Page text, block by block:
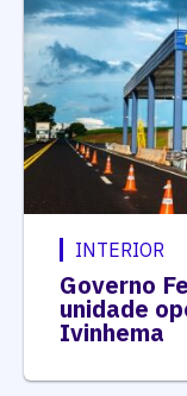
INTERIOR
Governo
unidade
Ivinhema